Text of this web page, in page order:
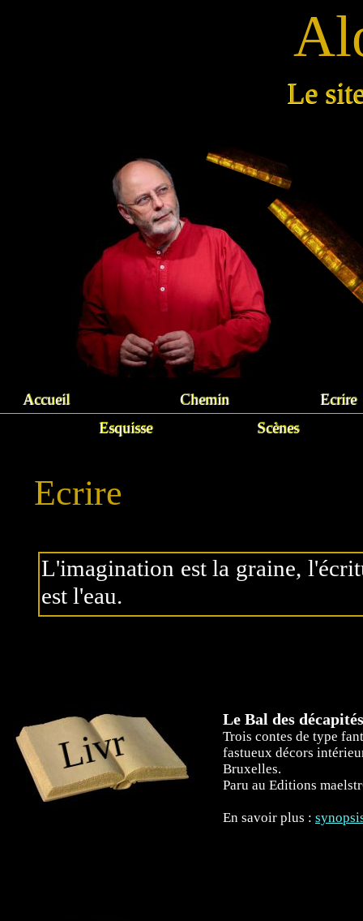
L'imagination est la graine,
est l'eau.
Voilà ma réponse à ceux qui
Ecrire
Le Bal des décapités
Trois contes de type
fastueux décors
Bruxelles.
Paru au Editions
En savoir plus :
L
i
v
r
e
s
Le
Scènes
Ecrire
Accueil
Chemin
Esquisse